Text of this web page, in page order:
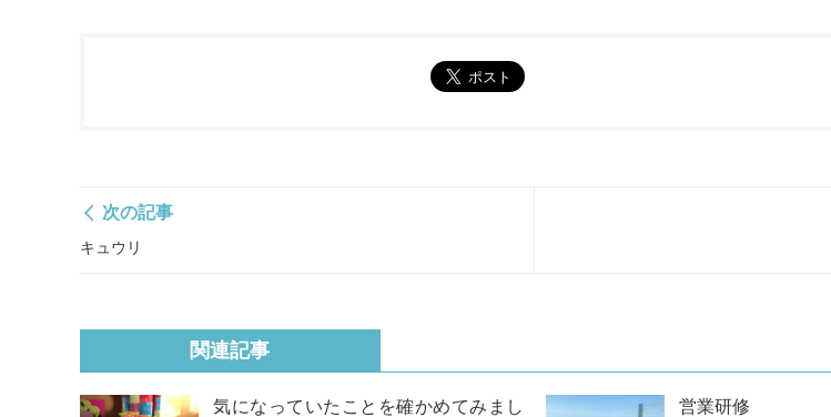
次の記事
キュウリ
関連記事
気になっていたことを確かめてみまし
営業研修